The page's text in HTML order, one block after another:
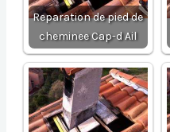
Reparation de pied de
cheminee Cap-d Ail